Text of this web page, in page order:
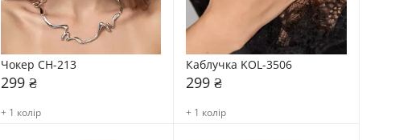
Чокер CH-213
299 ₴
+ 1 колір
Каблучка KOL-3506
299 ₴
+ 1 колір